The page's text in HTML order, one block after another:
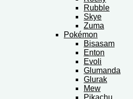
Rubble
Skye
Zuma
Pokémon
Bisasam
Enton
Evoli
Glumanda
Glurak
Mew